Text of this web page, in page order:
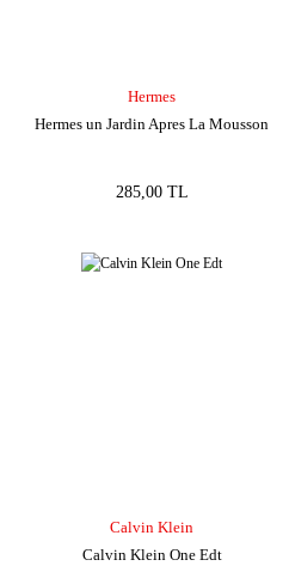
Hermes
Hermes un Jardin Apres La Mousson
285,00 TL
Calvin Klein
Calvin Klein One Edt